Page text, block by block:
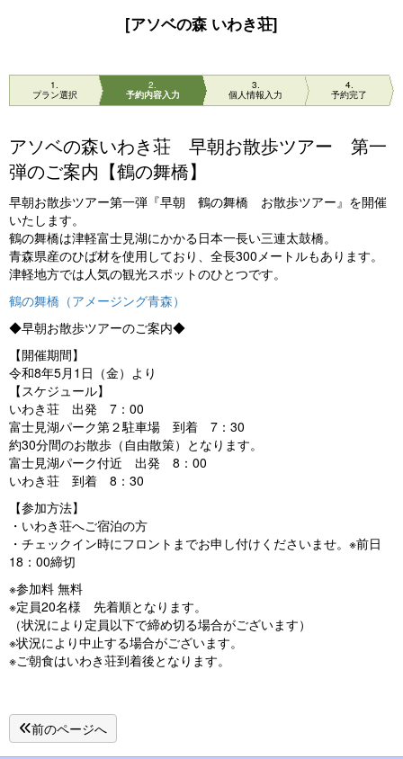
[アソベの森 いわき荘]
1
プラン選択
2
予約内容入力
3
個人情報入力
4
予約完了
アソベの森いわき荘 早朝お散歩ツアー 第一
弾のご案内【鶴の舞橋】
早朝お散歩ツアー第一弾『早朝 鶴の舞橋 お散歩ツアー』を開催
いたします。
鶴の舞橋は津軽富士見湖にかかる日本一長い三連太鼓橋。
青森県産のひば材を使用しており、全長300メートルもあります。
津軽地方では人気の観光スポットのひとつです。
鶴の舞橋（アメージング青森）
◆早朝お散歩ツアーのご案内◆
【開催期間】
令和8年5月1日（金）より
【スケジュール】
いわき荘 出発 7：00
富士見湖パーク第２駐車場 到着 7：30
約30分間のお散歩（自由散策）となります。
富士見湖パーク付近 出発 8：00
いわき荘 到着 8：30
【参加方法】
・いわき荘へご宿泊の方
・チェックイン時にフロントまでお申し付けくださいませ。※前日
18：00締切
※参加料 無料
※定員20名様 先着順となります。
（状況により定員以下で締め切る場合がございます）
※状況により中止する場合がございます。
※ご朝食はいわき荘到着後となります。
前のページへ